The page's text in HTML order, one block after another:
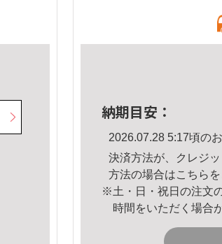
納期目安：
2026.07.28 5:17頃の
決済方法が、クレジ
方法の場合はこちら
※土・日・祝日の注文
時間をいただく場合